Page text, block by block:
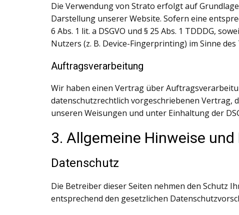
Die Verwendung von Strato erfolgt auf
Darstellung unserer Website. Sofern eine
6 Abs. 1 lit. a DSGVO und § 25 Abs. 1 TDDDG,
Nutzers (z. B. Device-Fingerprinting) im Sinne
Auftragsverarbeitung
Wir haben einen Vertrag über
datenschutzrechtlich vorgeschriebenen Vertrag,
unseren Weisungen und unter Einhaltung der
3. Allgemeine Hinweise
Datenschutz
Die Betreiber dieser Seiten nehmen den Schutz
entsprechend den gesetzlichen